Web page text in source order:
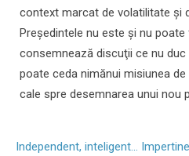
context marcat de volatilitate şi
Preşedintele nu este şi nu
consemnează discuţii ce nu duc
poate ceda nimănui misiunea
cale spre desemnarea unui nou
Independent, inteligent...